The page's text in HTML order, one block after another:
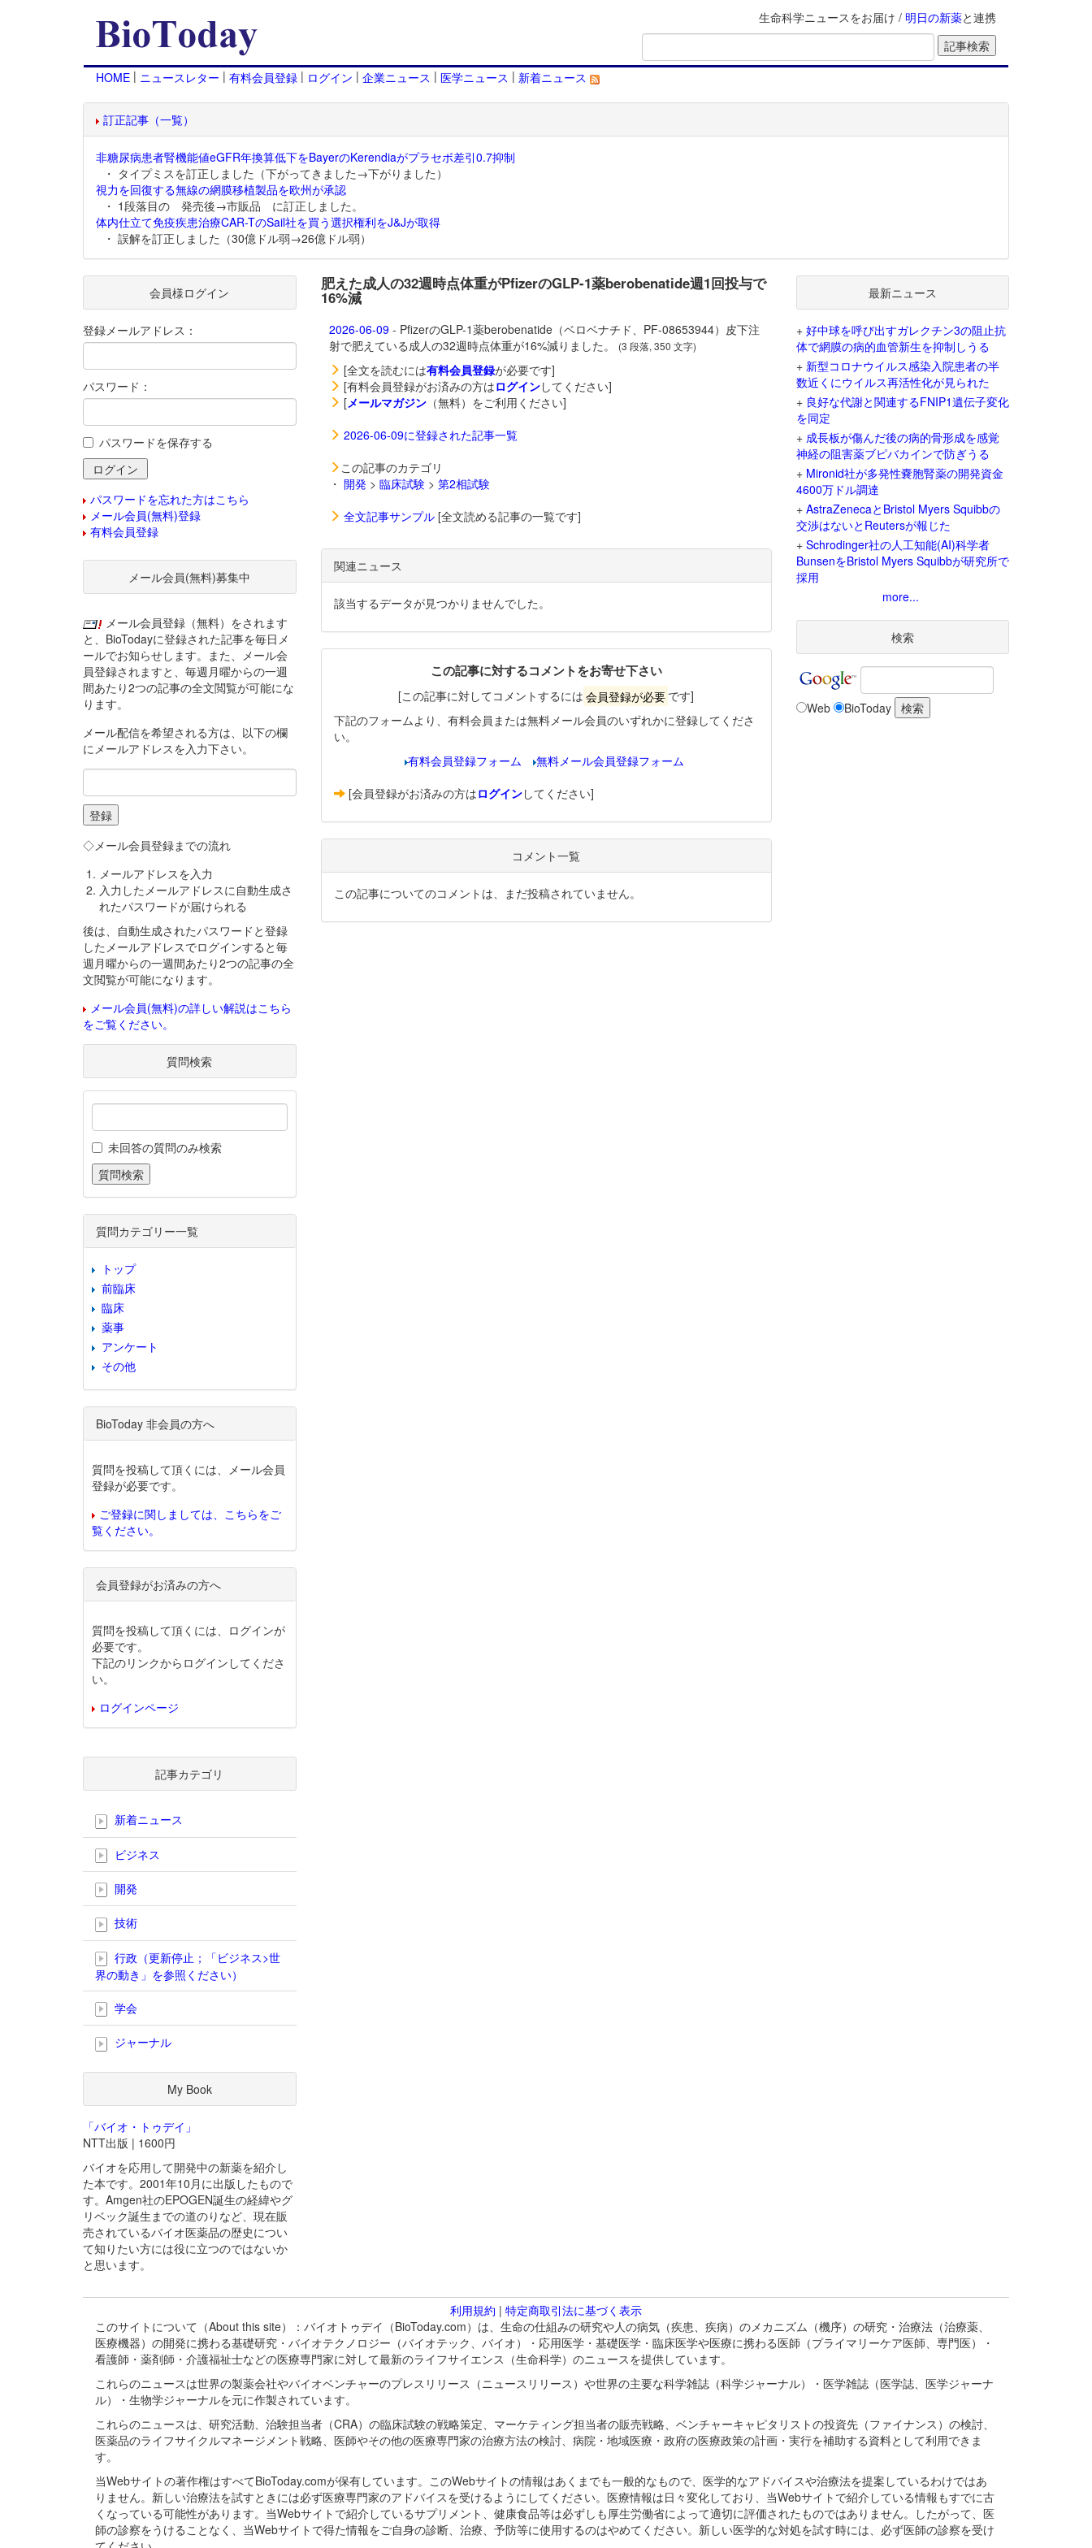
生命科学ニュースをお届け / 明日の新薬と連携
HOME | ニュースレター | 有料会員登録 | ログイン | 企業ニュース | 医学ニュース | 新着ニュース
訂正記事（一覧）
非糖尿病患者腎機能値eGFR年換算低下をBayerのKerendiaがプラセボ差引0.7抑制
・ タイプミスを訂正しました（下がってきました→下がりました）
視力を回復する無線の網膜移植製品を欧州が承認
・ 1段落目の 発売後→市販品 に訂正しました。
体内仕立て免疫疾患治療CAR-TのSail社を買う選択権利をJ&Jが取得
・ 誤解を訂正しました（30億ドル弱→26億ドル弱）
肥えた成人の32週時点体重がPfizerのGLP-1薬berobenatide週1回投与で
16%減
2026-06-09- PfizerのGLP-1薬berobenatide（ベロベナチド、PF-08653944）皮下注
射で肥えている成人の32週時点体重が16%減りました。
(3 段落, 350 文字)
[全文を読むには有料会員登録が必要です]
[有料会員登録がお済みの方はログインしてください]
[メールマガジン（無料）をご利用ください]
2026-06-09に登録された記事一覧
この記事のカテゴリ
・ 開発 > 臨床試験> 第2相試験
全文記事サンプル[全文読める記事の一覧です]
関連ニュース
該当するデータが見つかりませんでした。
この記事に対するコメントをお寄せ下さい
[この記事に対してコメントするには 会員登録が必要 です]
下記のフォームより、有料会員または無料メール会員のいずれかに登録してくださ
い。
有料会員登録フォーム
無料メール会員登録フォーム
[会員登録がお済みの方はログインしてください]
コメント一覧
この記事についてのコメントは、まだ投稿されていません。
会員様ログイン
登録メールアドレス：
パスワード：
パスワードを保存する
パスワードを忘れた方はこちら
メール会員(無料)登録
有料会員登録
メール会員(無料)募集中
メール会員登録（無料）をされます
と、BioTodayに登録された記事を毎日メ
ールでお知らせします。また、メール会
員登録されますと、毎週月曜からの一週
間あたり2つの記事の全文閲覧が可能にな
ります。
メール配信を希望される方は、以下の欄
にメールアドレスを入力下さい。
◇メール会員登録までの流れ
メールアドレスを入力
入力したメールアドレスに自動生成さ
れたパスワードが届けられる
後は、自動生成されたパスワードと登録
したメールアドレスでログインすると毎
週月曜からの一週間あたり2つの記事の全
文閲覧が可能になります。
メール会員(無料)の詳しい解説はこちら
をご覧ください。
質問検索
未回答の質問のみ検索
質問カテゴリー一覧
トップ
前臨床
臨床
薬事
アンケート
その他
BioToday 非会員の方へ
質問を投稿して頂くには、メール会員
登録が必要です。
ご登録に関しましては、こちらをご
覧ください。
会員登録がお済みの方へ
質問を投稿して頂くには、ログインが
必要です。
下記のリンクからログインしてくださ
い。
ログインページ
記事カテゴリ
新着ニュース
ビジネス
開発
技術
行政（更新停止；「ビジネス>世
界の動き」を参照ください）
学会
ジャーナル
My Book
「バイオ・トゥデイ」
NTT出版 | 1600円
バイオを応用して開発中の新薬を紹介し
た本です。2001年10月に出版したもので
す。Amgen社のEPOGEN誕生の経緯やグ
リベック誕生までの道のりなど、現在販
売されているバイオ医薬品の歴史につい
て知りたい方には役に立つのではないか
と思います。
最新ニュース
+ 好中球を呼び出すガレクチン3の阻止抗
体で網膜の病的血管新生を抑制しうる
+ 新型コロナウイルス感染入院患者の半
数近くにウイルス再活性化が見られた
+ 良好な代謝と関連するFNIP1遺伝子変化
を同定
+ 成長板が傷んだ後の病的骨形成を感覚
神経の阻害薬ブピバカインで防ぎうる
+ Mironid社が多発性嚢胞腎薬の開発資金
4600万ドル調達
+ AstraZenecaとBristol Myers Squibbの
交渉はないとReutersが報じた
+ Schrodinger社の人工知能(AI)科学者
BunsenをBristol Myers Squibbが研究所で
採用
more...
検索
Web BioToday
利用規約 | 特定商取引法に基づく表示
このサイトについて（About this site）：バイオトゥデイ（BioToday.com）は、生命の仕組みの研究や人の病気（疾患、疾病）のメカニズム（機序）の研究・治療法（治療薬、
医療機器）の開発に携わる基礎研究・バイオテクノロジー（バイオテック、バイオ）・応用医学・基礎医学・臨床医学や医療に携わる医師（プライマリーケア医師、専門医）・
看護師・薬剤師・介護福祉士などの医療専門家に対して最新のライフサイエンス（生命科学）のニュースを提供しています。
これらのニュースは世界の製薬会社やバイオベンチャーのプレスリリース（ニュースリリース）や世界の主要な科学雑誌（科学ジャーナル）・医学雑誌（医学誌、医学ジャーナ
ル）・生物学ジャーナルを元に作製されています。
これらのニュースは、研究活動、治験担当者（CRA）の臨床試験の戦略策定、マーケティング担当者の販売戦略、ベンチャーキャピタリストの投資先（ファイナンス）の検討、
医薬品のライフサイクルマネージメント戦略、医師やその他の医療専門家の治療方法の検討、病院・地域医療・政府の医療政策の計画・実行を補助する資料として利用できま
す。
当Webサイトの著作権はすべてBioToday.comが保有しています。このWebサイトの情報はあくまでも一般的なもので、医学的なアドバイスや治療法を提案しているわけではあ
りません。新しい治療法を試すときには必ず医療専門家のアドバイスを受けるようにしてください。医療情報は日々変化しており、当Webサイトで紹介している情報もすでに古
くなっている可能性があります。当Webサイトで紹介しているサプリメント、健康食品等は必ずしも厚生労働省によって適切に評価されたものではありません。したがって、医
師の診察をうけることなく、当Webサイトで得た情報をご自身の診断、治療、予防等に使用するのはやめてください。新しい医学的な対処を試す時には、必ず医師の診察を受け